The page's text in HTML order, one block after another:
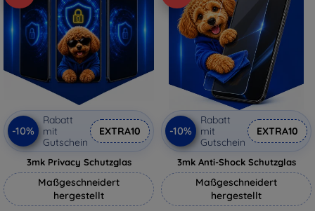
-10%
Rabatt
mit
Gutschein
EXTRA10
3mk Privacy Schutzglas
Maßgeschneidert
hergestellt
-10%
Rabatt
mit
Gutschein
EXTRA10
3mk Anti-Shock Schutzglas
Maßgeschneidert
hergestellt